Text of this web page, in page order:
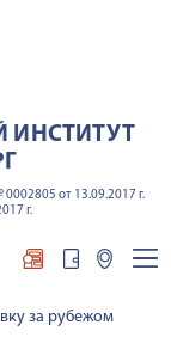
ИНСТИТУТ
от 13.09.2017 г.
г.
за рубежом